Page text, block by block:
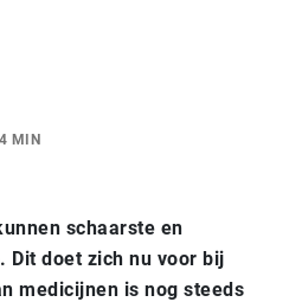
4 MIN
schaarste en
Dit doet zich nu voor bij
medicijnen is nog steeds